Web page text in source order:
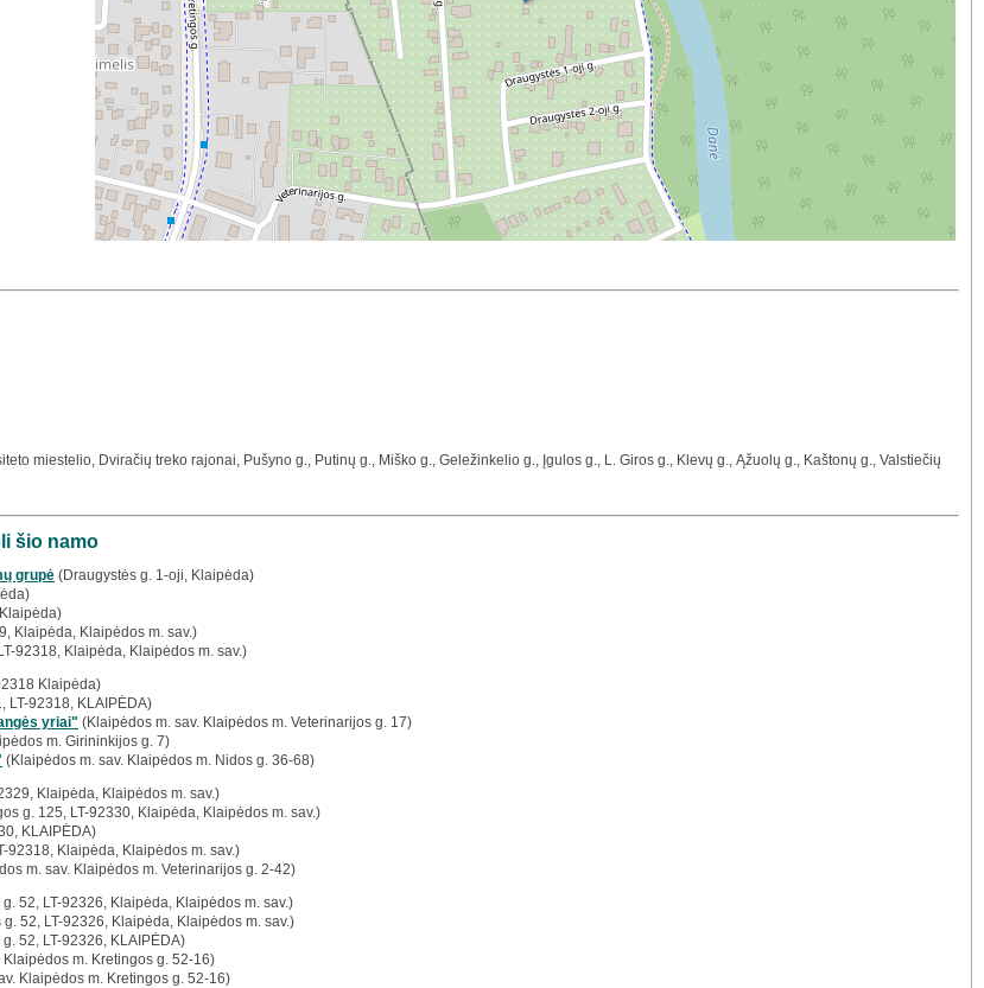
miestelio, Dviračių treko rajonai, Pušyno g., Putinų g., Miško g., Geležinkelio g., Įgulos g., L. Giros g., Klevų g., Ąžuolų g., Kaštonų g., Valstiečių
šio namo
grupė (Draugystės g. 1-oji, Klaipėda)
Klaipėda, Klaipėdos m. sav.)
92318, Klaipėda, Klaipėdos m. sav.)
Klaipėda)
LT-92318, KLAIPĖDA)
yriai" (Klaipėdos m. sav. Klaipėdos m. Veterinarijos g. 17)
m. Girininkijos g. 7)
(Klaipėdos m. sav. Klaipėdos m. Nidos g. 36-68)
Klaipėda, Klaipėdos m. sav.)
g. 125, LT-92330, Klaipėda, Klaipėdos m. sav.)
KLAIPĖDA)
92318, Klaipėda, Klaipėdos m. sav.)
m. sav. Klaipėdos m. Veterinarijos g. 2-42)
52, LT-92326, Klaipėda, Klaipėdos m. sav.)
g. 52, LT-92326, Klaipėda, Klaipėdos m. sav.)
52, LT-92326, KLAIPĖDA)
m. Kretingos g. 52-16)
Klaipėdos m. Kretingos g. 52-16)